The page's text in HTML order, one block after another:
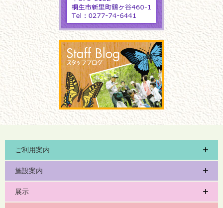
ご利用案内
施設案内
展示